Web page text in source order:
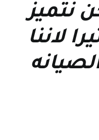
نتميز
لاننا